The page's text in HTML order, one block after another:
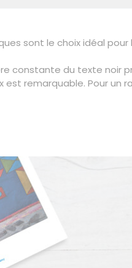
sont le choix idéal pour
constante du texte noir
est remarquable. Pour un